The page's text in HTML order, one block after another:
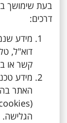
בעת שימושך
דרכים:
מידע
דוא"ל,
קשר או
האתר
הגלישה.